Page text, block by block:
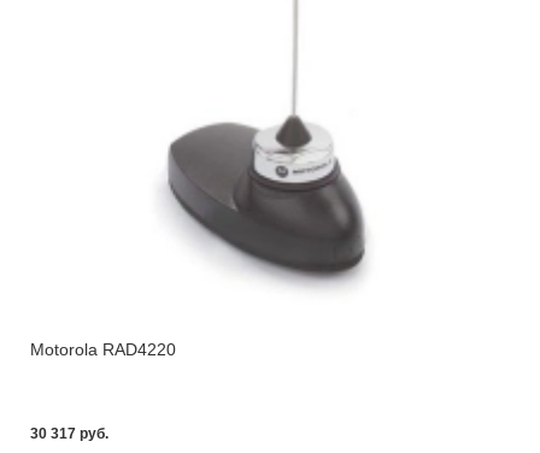
Motorola RAD4220
30 317 pуб.